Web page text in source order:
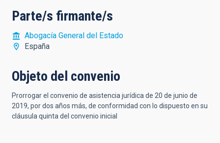
Parte/s firmante/s
Abogacía General del Estado
España
Objeto del convenio
Prorrogar el convenio de asistencia jurídica de 20 de junio de
2019, por dos años más, de conformidad con lo dispuesto en su
cláusula quinta del convenio inicial